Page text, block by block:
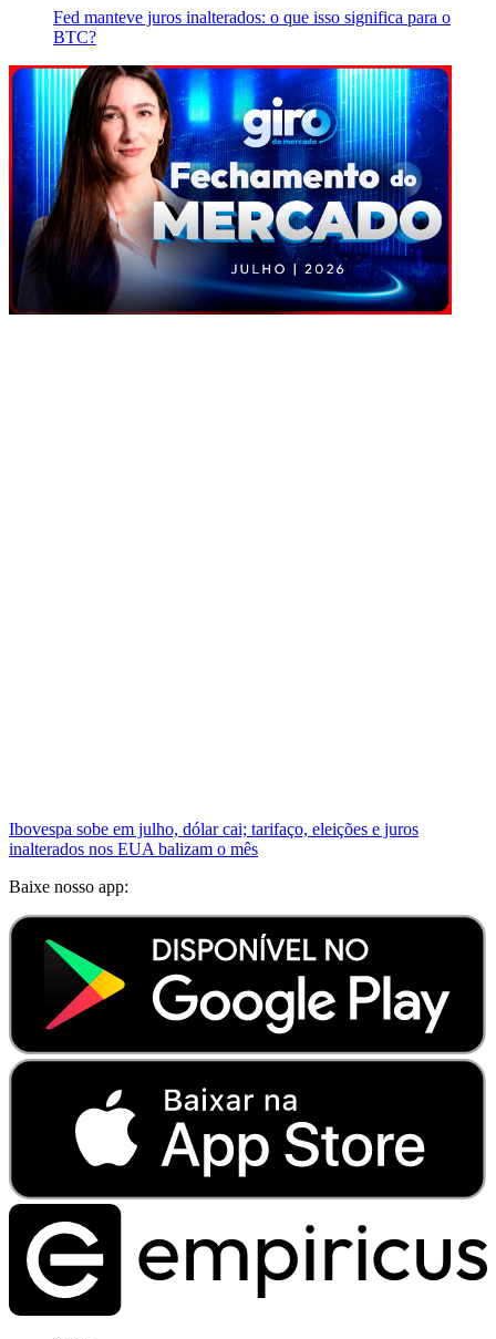
Fed manteve juros inalterados: o que isso significa para o
BTC?
Ibovespa sobe em julho, dólar cai; tarifaço, eleições e juros
inalterados nos EUA balizam o mês
Baixe nosso app: